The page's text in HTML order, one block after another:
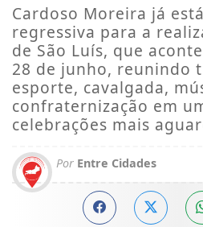
Cardoso Moreira já
regressiva para a
de São Luís, que
28 de junho, reunindo
esporte, cavalgada,
confraternização em
celebrações mais
Por Entre Cidades